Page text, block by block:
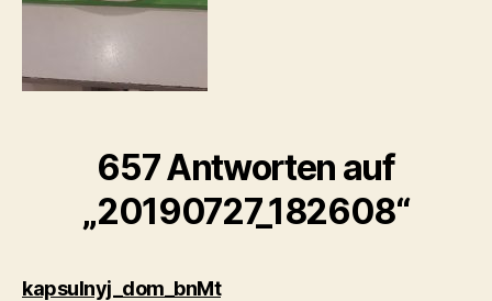
657 Antworten auf
„20190727_182608“
kapsulnyj_dom_bnMtsagt: